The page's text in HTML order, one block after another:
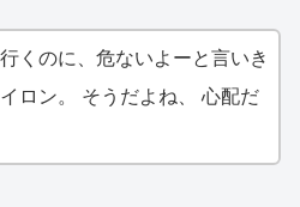
くのに、危ないよーと言いき
ロン。 そうだよね、 心配だ